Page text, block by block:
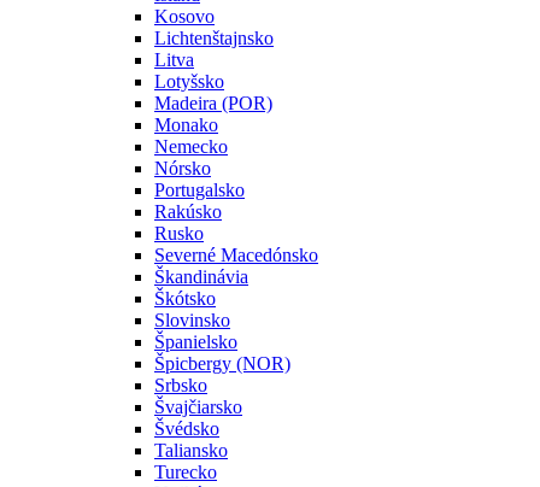
Kosovo
Lichtenštajnsko
Litva
Lotyšsko
Madeira (POR)
Monako
Nemecko
Nórsko
Portugalsko
Rakúsko
Rusko
Severné Macedónsko
Škandinávia
Škótsko
Slovinsko
Španielsko
Špicbergy (NOR)
Srbsko
Švajčiarsko
Švédsko
Taliansko
Turecko